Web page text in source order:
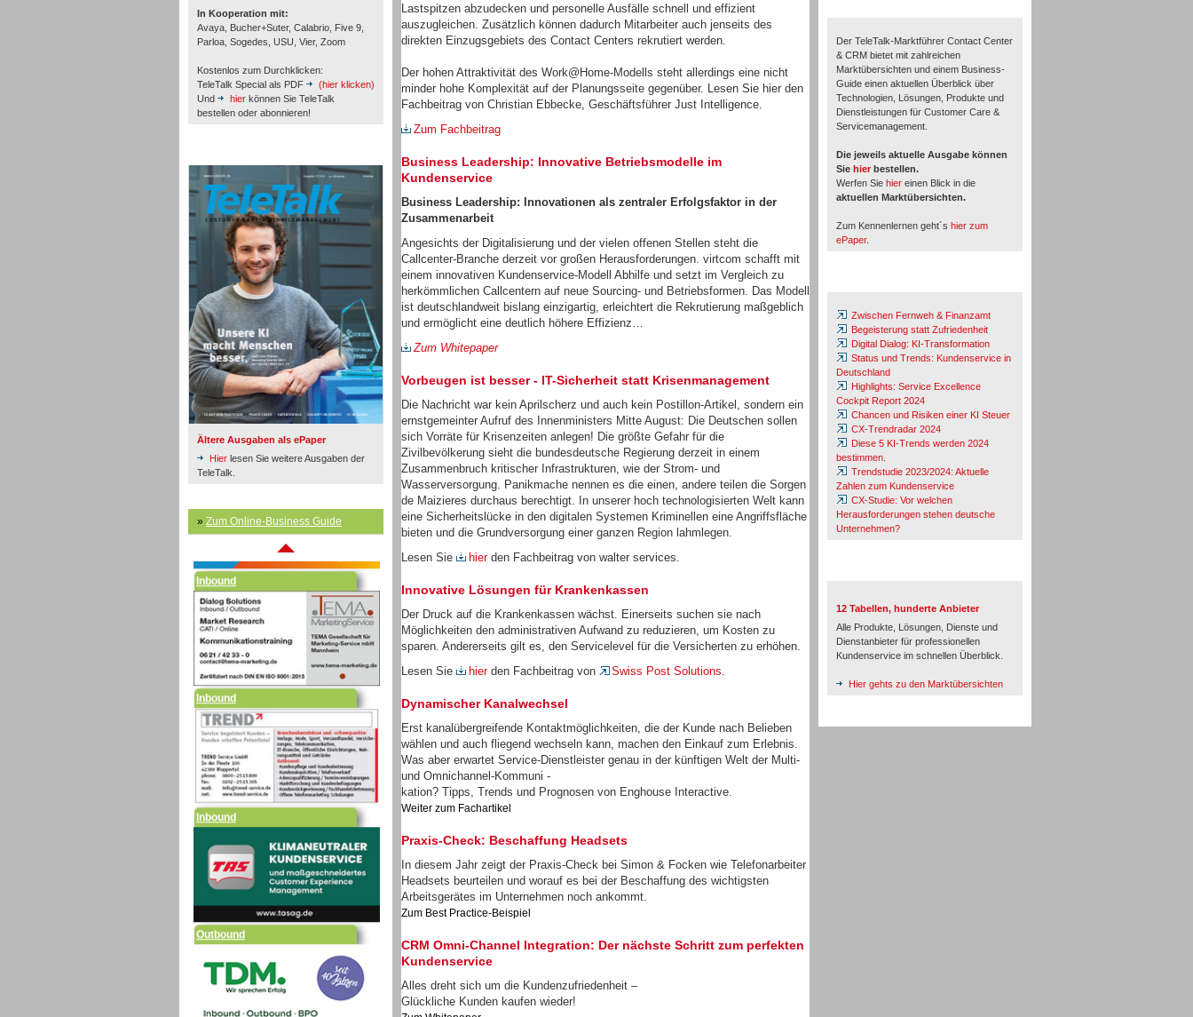
In Kooperation mit:
Avaya, Bucher+Suter, Calabrio, Five 9,
Parloa, Sogedes, USU, Vier, Zoom
Kostenlos zum Durchklicken:
TeleTalk Special als PDF
(hier klicken)
Und
hier können Sie TeleTalk
bestellen oder abonnieren!
Ältere Ausgaben als ePaper
Hier lesen Sie weitere Ausgaben der
TeleTalk.
» Zum Online-Business Guide
Inbound
Inbound
Inbound
Inbound
Outbound
Lastspitzen abzudecken und personelle Ausfälle schnell und effizient
auszugleichen. Zusätzlich können dadurch Mitarbeiter auch jenseits des
direkten Einzugsgebiets des Contact Centers rekrutiert werden.
Der hohen Attraktivität des Work@Home-Modells steht allerdings eine nicht
minder hohe Komplexität auf der Planungsseite gegenüber. Lesen Sie hier den
Fachbeitrag von Christian Ebbecke, Geschäftsführer Just Intelligence.
Zum Fachbeitrag
Business Leadership: Innovative Betriebsmodelle im
Kundenservice
Business Leadership: Innovationen als zentraler Erfolgsfaktor in der
Zusammenarbeit
Angesichts der Digitalisierung und der vielen offenen Stellen steht die
Callcenter-Branche derzeit vor großen Herausforderungen. virtcom schafft mit
einem innovativen Kundenservice-Modell Abhilfe und setzt im Vergleich zu
herkömmlichen Callcentern auf neue Sourcing- und Betriebsformen. Das Modell
ist deutschlandweit bislang einzigartig, erleichtert die Rekrutierung maßgeblich
und ermöglicht eine deutlich höhere Effizienz…
Zum Whitepaper
Vorbeugen ist besser - IT-Sicherheit statt Krisenmanagement
Die Nachricht war kein Aprilscherz und auch kein Postillon-Artikel, sondern ein
ernstgemeinter Aufruf des Innenministers Mitte August: Die Deutschen sollen
sich Vorräte für Krisenzeiten anlegen! Die größte Gefahr für die
Zivilbevölkerung sieht die bundesdeutsche Regierung derzeit in einem
Zusammenbruch kritischer Infrastrukturen, wie der Strom- und
Wasserversorgung. Panikmache nennen es die einen, andere teilen die Sorgen
de Maizieres durchaus berechtigt. In unserer hoch technologisierten Welt kann
eine Sicherheitslücke in den digitalen Systemen Kriminellen eine Angriffsfläche
bieten und die Grundversorgung einer ganzen Region lahmlegen.
Lesen Sie
hierden Fachbeitrag von walter services.
Innovative Lösungen für Krankenkassen
Der Druck auf die Krankenkassen wächst. Einerseits suchen sie nach
Möglichkeiten den administrativen Aufwand zu reduzieren, um Kosten zu
sparen. Andererseits gilt es, den Servicelevel für die Versicherten zu erhöhen.
Lesen Sie
hier den Fachbeitrag von Swiss Post Solutions.
Dynamischer Kanalwechsel
Erst kanalübergreifende Kontaktmöglichkeiten, die der Kunde nach Belieben
wählen und auch fliegend wechseln kann, machen den Einkauf zum Erlebnis.
Was aber erwartet Service-Dienstleister genau in der künftigen Welt der Multi-
und Omnichannel-Kommuni -
kation? Tipps, Trends und Prognosen von Enghouse Interactive.
Weiter zum Fachartikel
Praxis-Check: Beschaffung Headsets
In diesem Jahr zeigt der Praxis-Check bei Simon & Focken wie Telefonarbeiter
Headsets beurteilen und worauf es bei der Beschaffung des wichtigsten
Arbeitsgerätes im Unternehmen noch ankommt.
Zum Best Practice-Beispiel
CRM Omni-Channel Integration: Der nächste Schritt zum perfekten
Kundenservice
Alles dreht sich um die Kundenzufriedenheit –
Glückliche Kunden kaufen wieder!
Der TeleTalk-Marktführer Contact Center
& CRM bietet mit zahlreichen
Marktübersichten und einem Business-
Guide einen aktuellen Überblick über
Technologien, Lösungen, Produkte und
Dienstleistungen für Customer Care &
Servicemanagement.
Die jeweils aktuelle Ausgabe können
Sie hier bestellen.
Werfen Sie hier einen Blick in die
aktuellen Marktübersichten.
Zum Kennenlernen geht´s hier zum
ePaper.
Zwischen Fernweh & Finanzamt
Begeisterung statt Zufriedenheit
Digital Dialog: KI-Transformation
Status und Trends: Kundenservice in
Deutschland
Highlights: Service Excellence
Cockpit Report 2024
Chancen und Risiken einer KI Steuer
CX-Trendradar 2024
Diese 5 KI-Trends werden 2024
bestimmen.
Trendstudie 2023/2024: Aktuelle
Zahlen zum Kundenservice
CX-Studie: Vor welchen
Herausforderungen stehen deutsche
Unternehmen?
12 Tabellen, hunderte Anbieter
Alle Produkte, Lösungen, Dienste und
Dienstanbieter für professionellen
Kundenservice im schnellen Überblick.
Hier gehts zu den Marktübersichten